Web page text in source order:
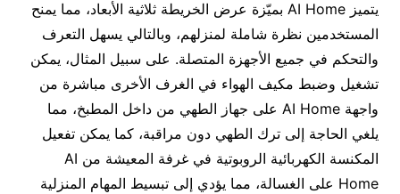
يتميز AI Home بميّزة عرض الخريطة ثلاثية الأبعاد، مما يمنح
المستخدمين نظرة شاملة لمنزلهم، وبالتالي يسهل التعرف
والتحكم في جميع الأجهزة المتصلة. على سبيل المثال، يمكن
تشغيل وضبط مكيف الهواء في الغرف الأخرى مباشرة من
واجهة AI Home على جهاز الطهي من داخل المطبخ، مما
يلغي الحاجة إلى ترك الطهي دون مراقبة، كما يمكن تفعيل
المكنسة الكهربائية الروبوتية في غرفة المعيشة من AI
Home على الغسالة، مما يؤدي إلى تبسيط المهام المنزلية